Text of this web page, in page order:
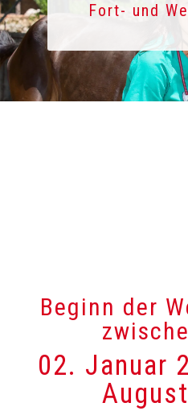
Fort- und
Beginn der
02. Januar